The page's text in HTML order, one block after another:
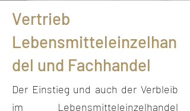
Vertrieb
Lebensmitteleinzelhan
del und Fachhandel
Der Einstieg und auch der Verbleib
im Lebensmitteleinzelhandel